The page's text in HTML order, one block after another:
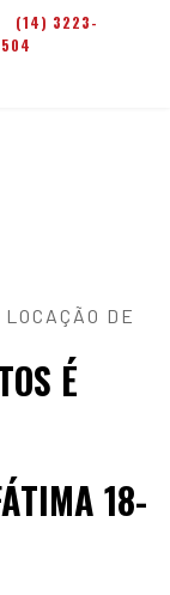
(14) 3223-
DE
É
18-